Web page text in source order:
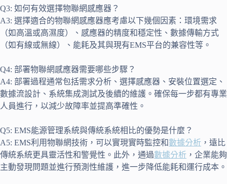
Q3: 如何有效選擇物聯網感應器？
A3: 選擇適合的物聯網感應器應考慮以下幾個因素：環境需求
（如高溫或高濕度）、感應器的精度和穩定性、數據傳輸方式
（如有線或無線）、能耗及其與現有EMS平台的兼容性等。
Q4: 部署物聯網感應器需要哪些步驟？
A4: 部署過程通常包括需求分析、選擇感應器、安裝位置選定、
數據流設計、系統集成測試及後續的維護。確保每一步都有專業
人員進行，以減少故障率並提高準確性。
Q5: EMS能源管理系統與傳統系統相比的優勢是什麼？
A5: EMS利用物聯網技術，可以實現實時監控和數據分析 ，遠比
傳統系統更具靈活性和警覺性。此外，通過數據分析 ，企業能夠
主動發現問題並進行預測性維護，進一步降低能耗和運行成本。